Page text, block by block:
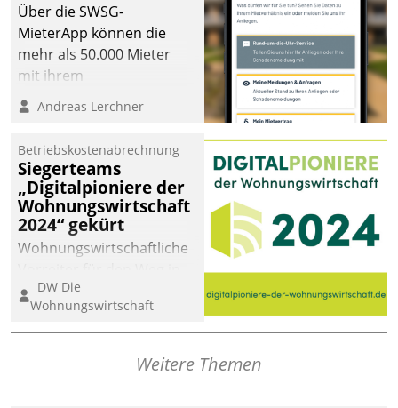
Über die SWSG-
MieterApp können die
mehr als 50.000 Mieter
mit ihrem
Wohnungsunternehmen
kommunizieren, auf dem
einsehen und ändern
oder
Schadensmeldungen
abgeben – rund um die
Uhr.
Andreas Lerchner
Betriebskostenabrechnung
Siegerteams
„Digitalpioniere der
Wohnungswirtschaft
2024“ gekürt
Wohnungswirtschaftliche
eine digitale Zukunft zu
finden, ist das Ziel des
Awards „Digitalpioniere
Wohnungswirtschaft“.
DW Die
Wohnungswirtschaft
Weitere Themen